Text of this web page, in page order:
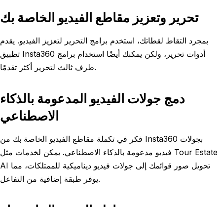
تحرير وتعزيز مقاطع الفيديو الخاصة بك
بمجرد التقاط لقطاتك، استخدم برامج التحرير لتعزيز الفيديو. يقدم
تطبيق Insta360 أدوات تحرير، ولكن يمكنك أيضًا استخدام برامج
طرف ثالث لتحرير أكثر تقدمًا.
دمج جولات الفيديو المدعومة بالذكاء
الاصطناعي
فكر في تكملة مقاطع الفيديو الخاصة بك من Insta360 بجولات
فيديو مدعومة بالذكاء الاصطناعي. يمكن لخدمات مثل Tour Estate
AI تحويل صور قوائمك إلى جولات فيديو ديناميكية للممتلكات، مما
يوفر طبقة إضافية من التفاعل.